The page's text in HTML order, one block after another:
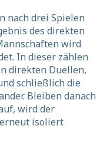
nach drei Spielen
des direkten
wird
In dieser zählen
direkten Duellen,
schließlich die
Bleiben danach
wird der
isoliert